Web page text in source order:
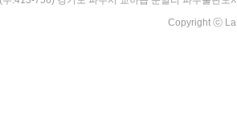
Copyright ⓒ